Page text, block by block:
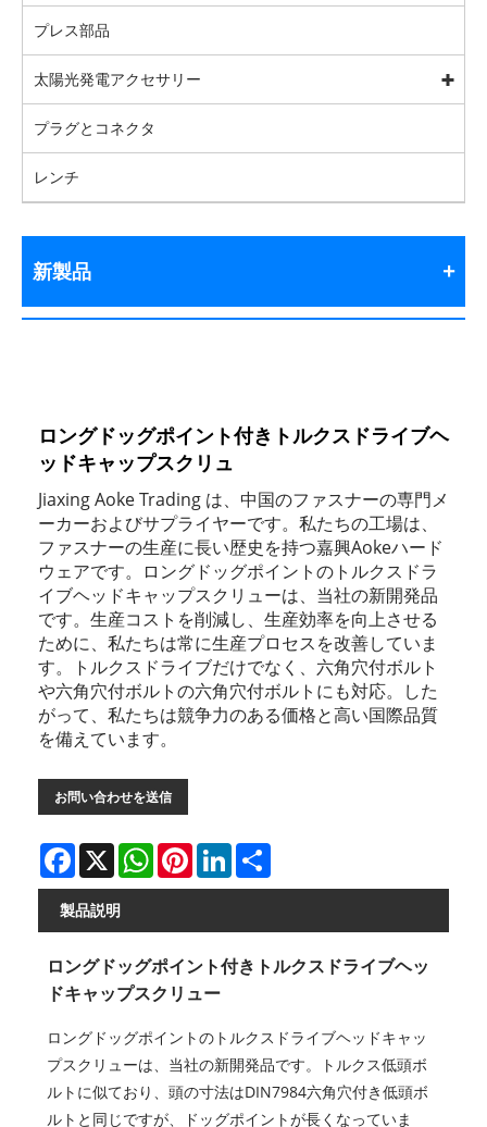
プレス部品
太陽光発電アクセサリー
プラグとコネクタ
レンチ
新製品
ロングドッグポイント付きトルクスドライブヘ
ッドキャップスクリュ
Jiaxing Aoke Trading は、中国のファスナーの専門メ
ーカーおよびサプライヤーです。私たちの工場は、
ファスナーの生産に長い歴史を持つ嘉興Aokeハード
ウェアです。ロングドッグポイントのトルクスドラ
イブヘッドキャップスクリューは、当社の新開発品
です。生産コストを削減し、生産効率を向上させる
ために、私たちは常に生産プロセスを改善していま
す。トルクスドライブだけでなく、六角穴付ボルト
や六角穴付ボルトの六角穴付ボルトにも対応。した
がって、私たちは競争力のある価格と高い国際品質
を備えています。
お問い合わせを送信
Facebook
X WhatsAppPinterestLinkedIn
製品説明
ロングドッグポイント付きトルクスドライブヘッ
ドキャップスクリュー
ロングドッグポイントのトルクスドライブヘッドキャッ
プスクリューは、当社の新開発品です。トルクス低頭ボ
ルトに似ており、頭の寸法はDIN7984六角穴付き低頭ボ
ルトと同じですが、ドッグポイントが長くなっていま